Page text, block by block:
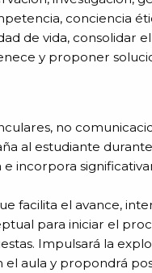
conciencia
de vida, consolidar
y proponer
no
al estudiante
incorpora
facilita el avance,
para iniciar el
Impulsará la
aula y propondrá